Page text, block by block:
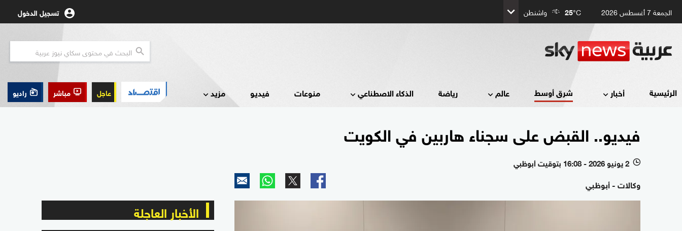
الجمعة 7 أغسطس 2026 25°C واشنطن تسجيل الدخول
الرئيسية أخبار شرق أوسط عالم رياضة الذكاء الاصطناعي منوعات فيديو مزيد عاجل مباشر راديو
فيديو.. القبض على سجناء هاربين في الكويت
l 2 يونيو 2026 - 16:08 بتوقيت أبوظبي
وكالات - أبوظبي
الأخبار العاجلة